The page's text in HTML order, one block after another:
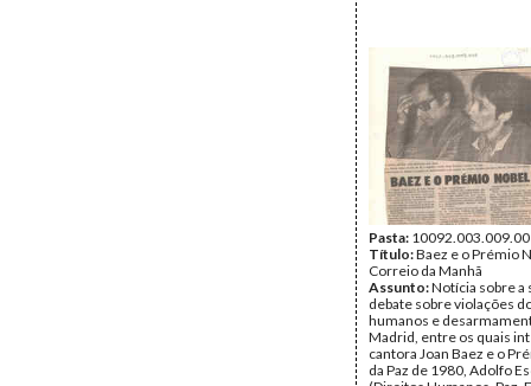
Pasta:
Título:Baez e o Prémio
Correio da Manhã
Assunto:Notícia sobre a
debate sobre violações
humanos e
Madrid, entre os quais
cantora Joan Baez e o
da Paz de 1980, Adolfo